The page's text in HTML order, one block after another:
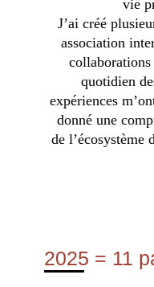
vie
J’ai créé
association
quotidien
expériences
donné une
de l’écosystème
2025 = 11